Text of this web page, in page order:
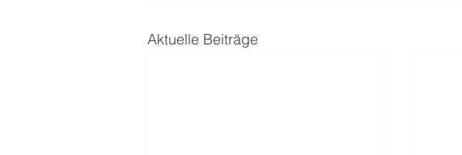
Aktuelle Beiträge